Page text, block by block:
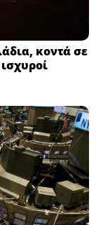
κοντά σε